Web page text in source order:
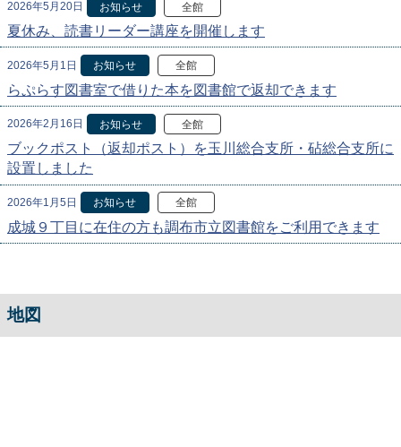
2026年5月20日 お知らせ 全館
夏休み、読書リーダー講座を開催します
2026年5月1日 お知らせ 全館
らぷらす図書室で借りた本を図書館で返却できます
2026年2月16日 お知らせ 全館
ブックポスト（返却ポスト）を玉川総合支所・砧総合支所に
設置しました
2026年1月5日 お知らせ 全館
成城９丁目に在住の方も調布市立図書館をご利用できます
地図